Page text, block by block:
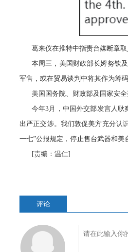
葛来仪在推特中指责台媒断章取
本周三，美国财政部长姆努钦
军售，或在贸易谈判中将其作为筹码
美国国务院、财政部及国家安全
今年3月，中国外交部发言人
出严正交涉。我们敦促美方充分认
一七”公报规定，停止售台武器和
[责编：温仁]
评论